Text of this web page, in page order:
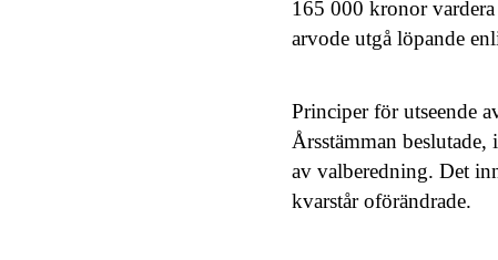
165 000 kronor
arvode utgå löpande
Principer för utseende
Årsstämman
av valberedning. Det
kvarstår oförändrade.